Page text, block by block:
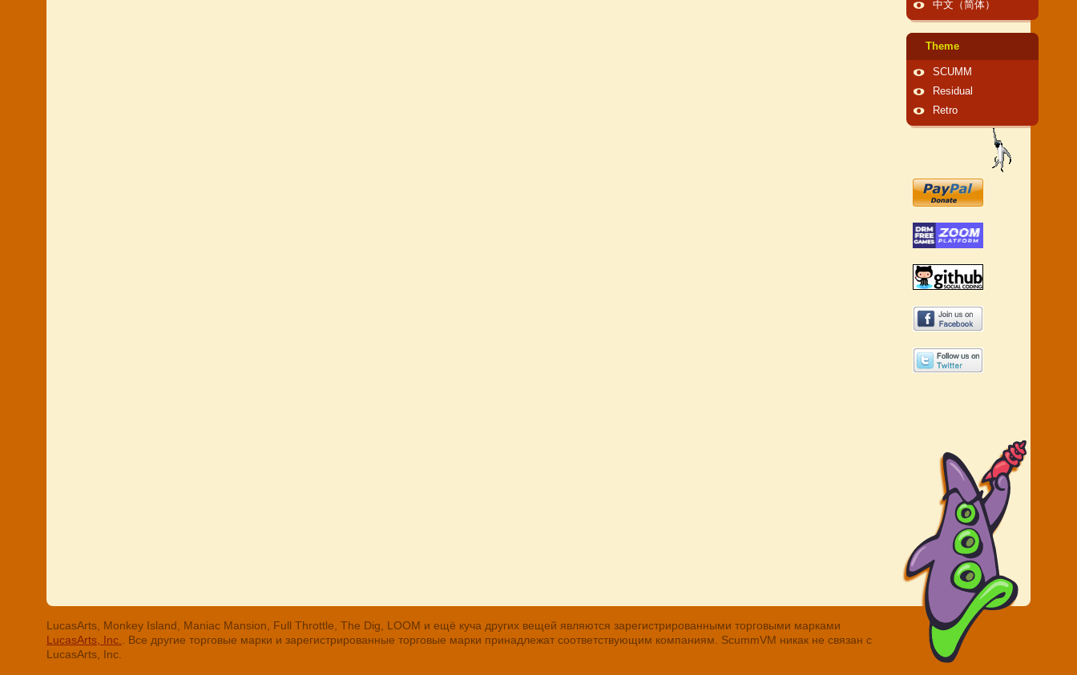
中文（简体）
Theme
SCUMM
Residual
Retro
LucasArts, Monkey Island, Maniac Mansion, Full Throttle, The Dig, LOOM и ещё куча других вещей являются зарегистрированными торговыми марками
LucasArts, Inc.
. Все другие торговые марки и зарегистрированные торговые марки принадлежат соответствующим компаниям. ScummVM никак не связан с
LucasArts, Inc.